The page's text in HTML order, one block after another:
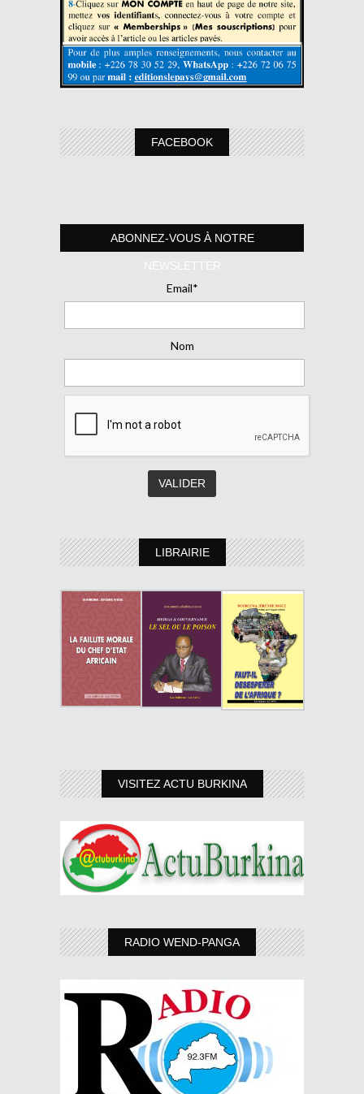
FACEBOOK
ABONNEZ-VOUS À NOTRE
NEWSLETTER
Email*
Nom
LIBRAIRIE
VISITEZ ACTU BURKINA
RADIO WEND-PANGA